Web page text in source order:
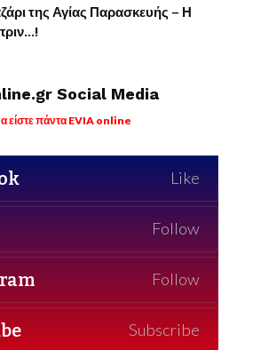
της Αγίας Παρασκευής – Η
Social Media
είστε πάντα EVIA online
Like
Follow
Follow
Subscribe